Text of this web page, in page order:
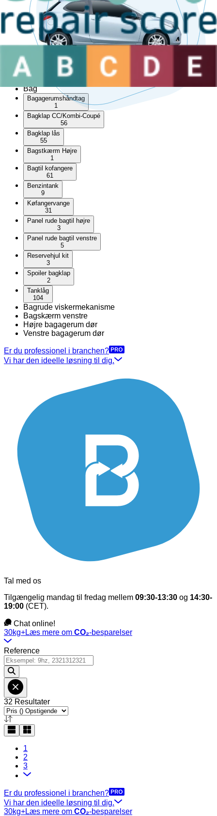
Kofangerbeslag
Kofangerhjørne
Skærm liste
Soltag
Tagræling
Venstre bagtil skærm liste
Venstre foran trekantet rude
Venstre fortil skærm liste
Venstre side skydedør
Bag
Bagagerumshåndtag
1
Bagklap CC/Kombi-Coupé
56
Bagklap lås
55
Bagstkærm Højre
1
Bagtil kofangere
61
Benzintank
9
Køfangervange
31
Panel rude bagtil højre
3
Panel rude bagtil venstre
5
Reservehjul kit
3
Spoiler bagklap
2
Tanklåg
104
Bagrude viskermekanisme
Bagskærm venstre
Højre bagagerum dør
Venstre bagagerum dør
Er du professionel i branchen?
Vi har den ideelle løsning til dig.
Tal med os
Tilgængelig mandag til fredag mellem 09:30-13:30 og 14:30-
19:00 (CET).
Chat online!
30kg+Læs mere om CO₂-besparelser
Reference
32 Resultater
1
2
3
Er du professionel i branchen?
Vi har den ideelle løsning til dig.
30kg+Læs mere om CO₂-besparelser